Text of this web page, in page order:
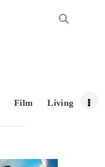
Film Living